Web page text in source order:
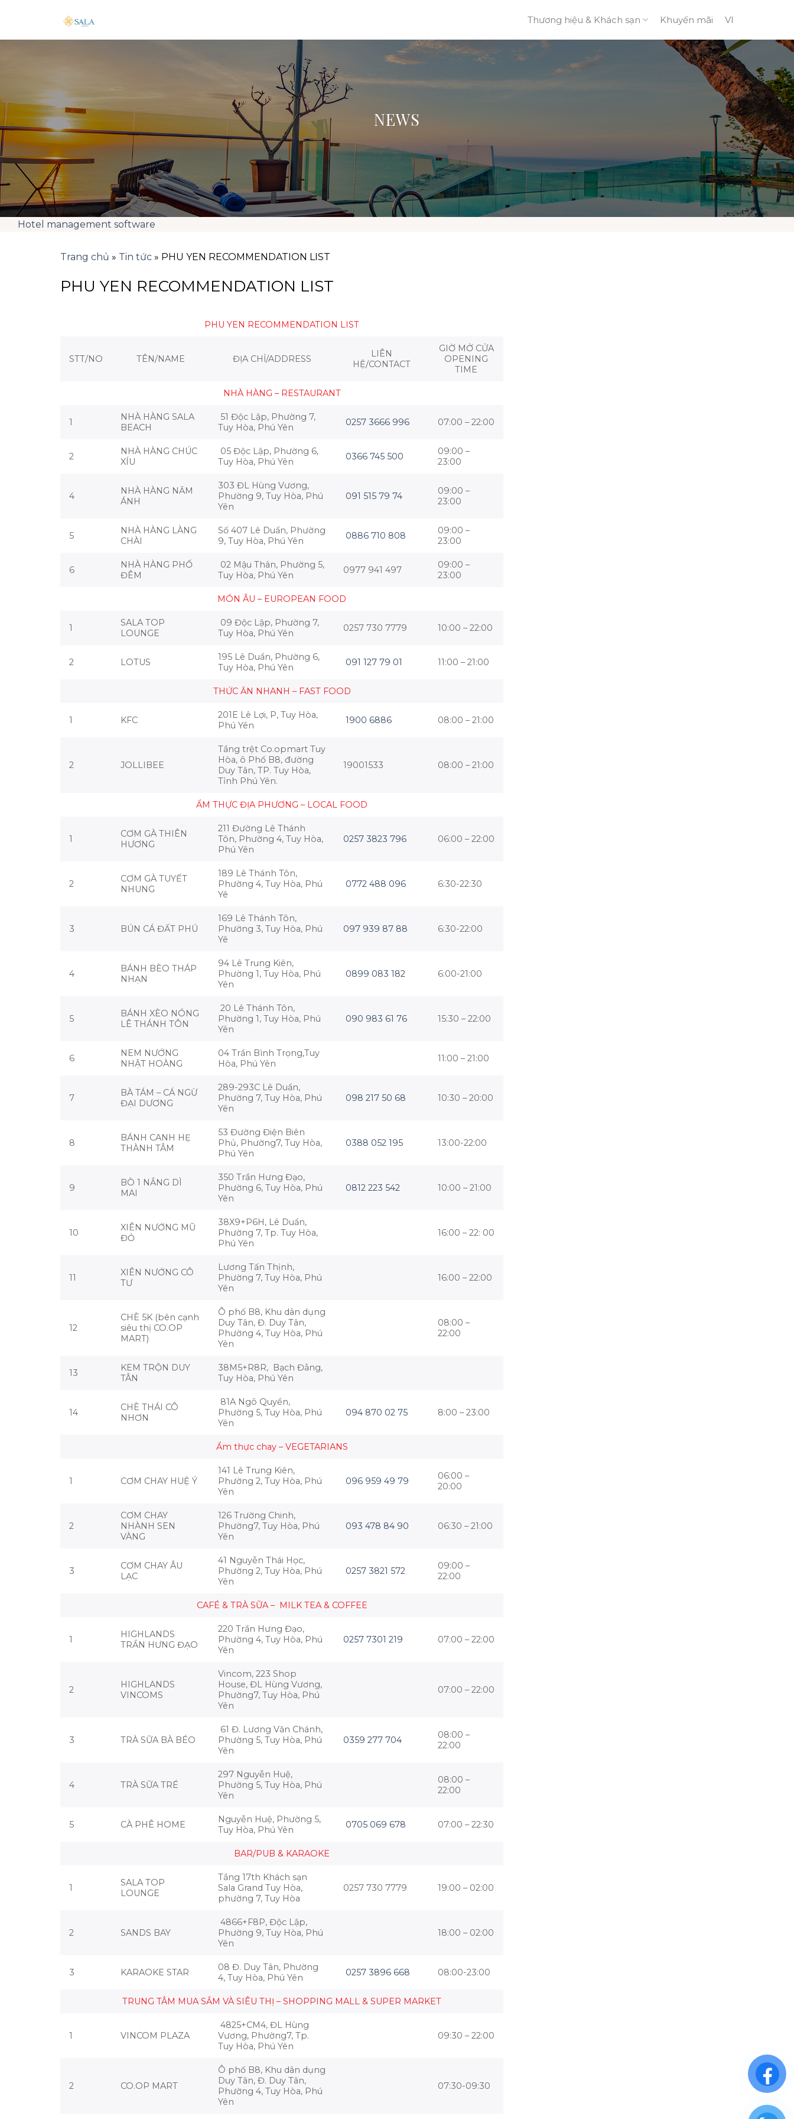
content
Thương hiệu & Khách sạn Khuyến mãi VI
NEWS
Hotel management software
Trang chủ » Tin tức » PHU YEN RECOMMENDATION LIST
PHU YEN RECOMMENDATION LIST
PHU YEN RECOMMENDATION LIST
STT/NO TÊN/NAME ĐỊA CHỈ/ADDRESS
LIÊN
HỆ/CONTACT
GIỜ MỞ CỬA
OPENING
TIME
NHÀ HÀNG – RESTAURANT
1
NHÀ HÀNG SALA
BEACH
51 Độc Lập, Phường 7,
Tuy Hòa, Phú Yên
0257 3666 996 07:00 – 22:00
2
NHÀ HÀNG CHÚC
XÍU
05 Độc Lập, Phường 6,
Tuy Hòa, Phú Yên
0366 745 500
09:00 –
23:00
4
NHÀ HÀNG NĂM
ÁNH
303 ĐL Hùng Vương,
Phường 9, Tuy Hòa, Phú
Yên
091 515 79 74
09:00 –
23:00
5
NHÀ HÀNG LÀNG
CHÀI
Số 407 Lê Duẩn, Phường
9, Tuy Hòa, Phú Yên
0886 710 808
09:00 –
23:00
6
NHÀ HÀNG PHỐ
ĐÊM
02 Mậu Thân, Phường 5,
Tuy Hòa, Phú Yên
0977 941 497
09:00 –
23:00
MÓN ÂU – EUROPEAN FOOD
1
SALA TOP
LOUNGE
09 Độc Lập, Phường 7,
Tuy Hòa, Phú Yên
0257 730 7779 10:00 – 22:00
2 LOTUS
195 Lê Duẩn, Phường 6,
Tuy Hòa, Phú Yên
091 127 79 01 11:00 – 21:00
THỨC ĂN NHANH – FAST FOOD
1 KFC
201E Lê Lợi, P, Tuy Hòa,
Phú Yên
1900 6886 08:00 – 21:00
2 JOLLIBEE
Tầng trệt Co.opmart Tuy
Hòa, ô Phố B8, đường
Duy Tân, TP. Tuy Hòa,
Tỉnh Phú Yên.
19001533 08:00 – 21:00
ẨM THỰC ĐỊA PHƯƠNG – LOCAL FOOD
1
CƠM GÀ THIÊN
HƯƠNG
211 Đường Lê Thánh
Tôn, Phường 4, Tuy Hòa,
Phú Yên
0257 3823 796 06:00 – 22:00
2
CƠM GÀ TUYẾT
NHUNG
189 Lê Thánh Tôn,
Phường 4, Tuy Hòa, Phú
Yê
0772 488 096 6:30-22:30
3 BÚN CÁ ĐẤT PHÚ
169 Lê Thánh Tôn,
Phường 3, Tuy Hòa, Phú
Yê
097 939 87 88 6:30-22:00
4
BÁNH BÈO THÁP
NHẠN
94 Lê Trung Kiên,
Phường 1, Tuy Hòa, Phú
Yên
0899 083 182 6:00-21:00
5
BÁNH XÈO NÓNG
LÊ THÁNH TÔN
20 Lê Thánh Tôn,
Phường 1, Tuy Hòa, Phú
Yên
090 983 61 76 15:30 – 22:00
6
NEM NƯỚNG
NHẬT HOÀNG
04 Trần Bình Trọng,Tuy
Hòa, Phú Yên
11:00 – 21:00
7
BÀ TÁM – CÁ NGỪ
ĐẠI DƯƠNG
289-293C Lê Duẩn,
Phường 7, Tuy Hòa, Phú
Yên
098 217 50 68 10:30 – 20:00
8
BÁNH CANH HẸ
THÀNH TÂM
53 Đường Điện Biên
Phủ, Phường7, Tuy Hòa,
Phú Yên
0388 052 195 13:00-22:00
9
BÒ 1 NẮNG DÌ
MAI
350 Trần Hưng Đạo,
Phường 6, Tuy Hòa, Phú
Yên
0812 223 542 10:00 – 21:00
10
XIÊN NƯỚNG MŨ
ĐỎ
38X9+P6H, Lê Duẩn,
Phường 7, Tp. Tuy Hòa,
Phú Yên
16:00 – 22: 00
11
XIÊN NƯỚNG CÔ
TƯ
Lương Tấn Thịnh,
Phường 7, Tuy Hòa, Phú
Yên
16:00 – 22:00
12
CHÈ 5K (bên cạnh
siêu thị CO.OP
MART)
Ô phố B8, Khu dân dụng
Duy Tân, Đ. Duy Tân,
Phường 4, Tuy Hòa, Phú
Yên
08:00 –
22:00
13
KEM TRỘN DUY
TÂN
38M5+R8R, Bạch Đằng,
Tuy Hòa, Phú Yên
14
CHÈ THÁI CÔ
NHƠN
81A Ngô Quyền,
Phường 5, Tuy Hòa, Phú
Yên
094 870 02 75 8:00 – 23:00
Ẩm thực chay – VEGETARIANS
1 CƠM CHAY HUỆ Ý
141 Lê Trung Kiên,
Phường 2, Tuy Hòa, Phú
Yên
096 959 49 79
06:00 –
20:00
2
CƠM CHAY
NHÀNH SEN
VÀNG
126 Trường Chinh,
Phường7, Tuy Hòa, Phú
Yên
093 478 84 90 06:30 – 21:00
3
CƠM CHAY ÂU
LẠC
41 Nguyễn Thái Học,
Phường 2, Tuy Hòa, Phú
Yên
0257 3821 572
09:00 –
22:00
CAFÉ & TRÀ SỮA – MILK TEA & COFFEE
1
HIGHLANDS
TRẦN HƯNG ĐẠO
220 Trần Hưng Đạo,
Phường 4, Tuy Hòa, Phú
Yên
0257 7301 219 07:00 – 22:00
2
HIGHLANDS
VINCOMS
Vincom, 223 Shop
House, ĐL Hùng Vương,
Phường7, Tuy Hòa, Phú
Yên
07:00 – 22:00
3 TRÀ SỮA BÀ BÉO
61 Đ. Lương Văn Chánh,
Phường 5, Tuy Hòa, Phú
Yên
0359 277 704
08:00 –
22:00
4 TRÀ SỮA TRÉ
297 Nguyễn Huệ,
Phường 5, Tuy Hòa, Phú
Yên
08:00 –
22:00
5 CÀ PHÊ HOME
Nguyễn Huệ, Phường 5,
Tuy Hòa, Phú Yên
0705 069 678 07:00 – 22:30
BAR/PUB & KARAOKE
1
SALA TOP
LOUNGE
Tầng 17th Khách sạn
Sala Grand Tuy Hòa,
phường 7, Tuy Hòa
0257 730 7779 19:00 – 02:00
2 SANDS BAY
4866+F8P, Độc Lập,
Phường 9, Tuy Hòa, Phú
Yên
18:00 – 02:00
3 KARAOKE STAR
08 Đ. Duy Tân, Phường
4, Tuy Hòa, Phú Yên
0257 3896 668 08:00-23:00
TRUNG TÂM MUA SẮM VÀ SIÊU THỊ – SHOPPING MALL & SUPER MARKET
1 VINCOM PLAZA
4825+CM4, ĐL Hùng
Vương, Phường7, Tp.
Tuy Hòa, Phú Yên
09:30 – 22:00
2 CO.OP MART
Ô phố B8, Khu dân dụng
Duy Tân, Đ. Duy Tân,
Phường 4, Tuy Hòa, Phú
Yên
07:30-09:30